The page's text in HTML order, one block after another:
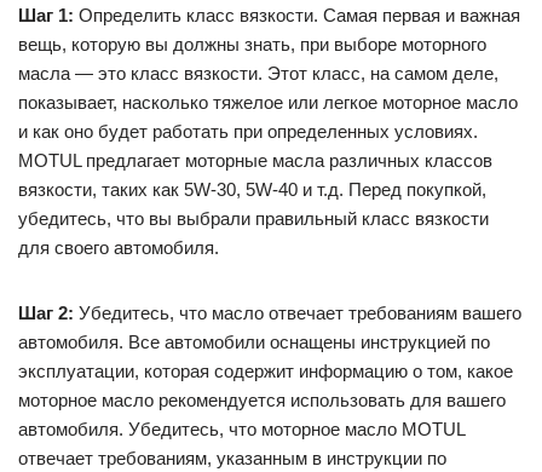
Шаг 1: Определить класс вязкости. Самая первая и важная
вещь, которую вы должны знать, при выборе моторного
масла — это класс вязкости. Этот класс, на самом деле,
показывает, насколько тяжелое или легкое моторное масло
и как оно будет работать при определенных условиях.
MOTUL предлагает моторные масла различных классов
вязкости, таких как 5W-30, 5W-40 и т.д. Перед покупкой,
убедитесь, что вы выбрали правильный класс вязкости
для своего автомобиля.
Шаг 2: Убедитесь, что масло отвечает требованиям вашего
автомобиля. Все автомобили оснащены инструкцией по
эксплуатации, которая содержит информацию о том, какое
моторное масло рекомендуется использовать для вашего
автомобиля. Убедитесь, что моторное масло MOTUL
отвечает требованиям, указанным в инструкции по